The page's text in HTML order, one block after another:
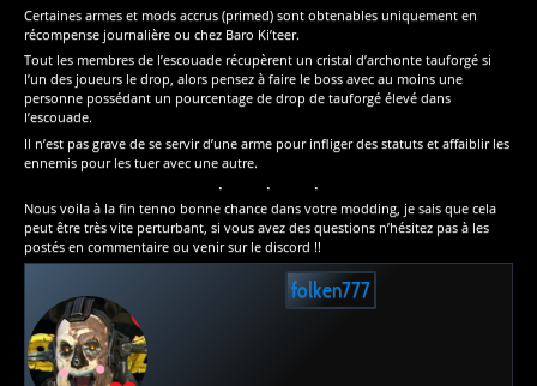
Certaines armes et mods accrus (primed) sont obtenables uniquement en
récompense journalière ou chez Baro Ki’teer.
Tout les membres de l’escouade récupèrent un cristal d’archonte tauforgé si
l’un des joueurs le drop, alors pensez à faire le boss avec au moins une
personne possédant un pourcentage de drop de tauforgé élevé dans
l’escouade.
Il n’est pas grave de se servir d’une arme pour infliger des statuts et affaiblir les
ennemis pour les tuer avec une autre.
Nous voila à la fin tenno bonne chance dans votre modding, je sais que cela
peut être très vite perturbant, si vous avez des questions n’hésitez pas à les
postés en commentaire ou venir sur le discord !!
folken777